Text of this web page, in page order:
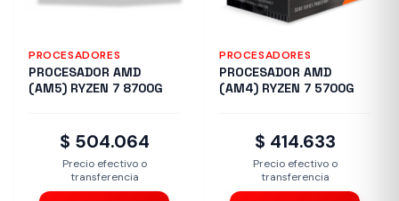
PROCESADORES
PROCESADOR AMD
(AM5) RYZEN 7 8700G
$ 504.064
Precio efectivo o
transferencia
PROCESADORES
PROCESADOR AMD
(AM4) RYZEN 7 5700G
$ 414.633
Precio efectivo o
transferencia